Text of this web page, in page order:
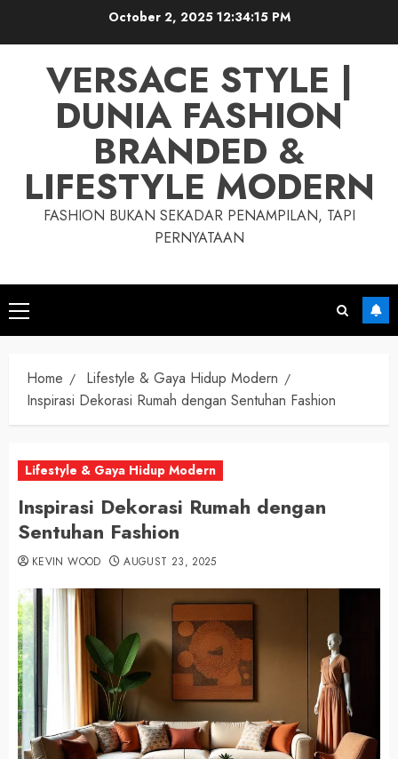
October 2, 2025 12:34:16 PM
VERSACE STYLE |
DUNIA FASHION
BRANDED &
LIFESTYLE MODERN
FASHION BUKAN SEKADAR PENAMPILAN, TAPI
PERNYATAAN
Primary
Menu
Home
Lifestyle & Gaya Hidup Modern
Inspirasi Dekorasi Rumah dengan Sentuhan Fashion
Lifestyle & Gaya Hidup Modern
Inspirasi Dekorasi Rumah dengan
Sentuhan Fashion
KEVIN WOOD AUGUST 23, 2025